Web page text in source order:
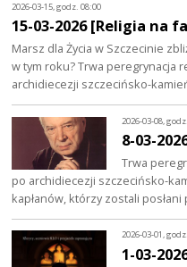
2026-03-15, godz. 08:00
15-03-2026 [Religia na
Marsz dla Życia w Szczecinie
w tym roku? Trwa peregrynacja
archidiecezji szczecińsko-
2026-03-08,
8-03-
Trwa
po archidiecezji szczecińsko-
kapłanów, którzy zostali
2026-03-01,
1-03-